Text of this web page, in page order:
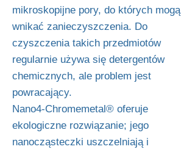
mikroskopijne pory, do których mogą
wnikać zanieczyszczenia. Do
czyszczenia takich przedmiotów
regularnie używa się detergentów
chemicznych, ale problem jest
powracający.
Nano4-Chromemetal® oferuje
ekologiczne rozwiązanie; jego
nanocząsteczki uszczelniają i